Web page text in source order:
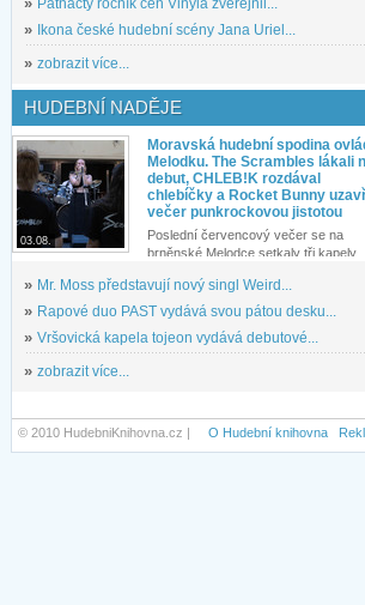
» Ikona české hudební scény Jana Uriel...
» zobrazit více...
HUDEBNÍ NADĚJE
03.08.
Moravská hudební spodina
Melodku. The Scrambles lákali
debut, CHLEB!K rozdával
chlebíčky a Rocket Bunny
večer punkrockovou jistotou
Poslední červencový večer se na
brněnské Melodce setkaly tři kapely...
» Mr. Moss představují nový singl Weird...
» Rapové duo PAST vydává svou pátou desku...
» Vršovická kapela tojeon vydává debutové...
» zobrazit více...
© 2010 HudebniKnihovna.cz | O Hudební knihovna